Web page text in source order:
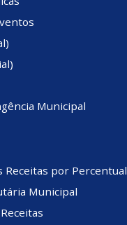
Municipal
Receitas por Percentual
Municipal